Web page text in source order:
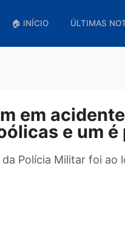
🏠 INÍCIO
em
e
da Polícia